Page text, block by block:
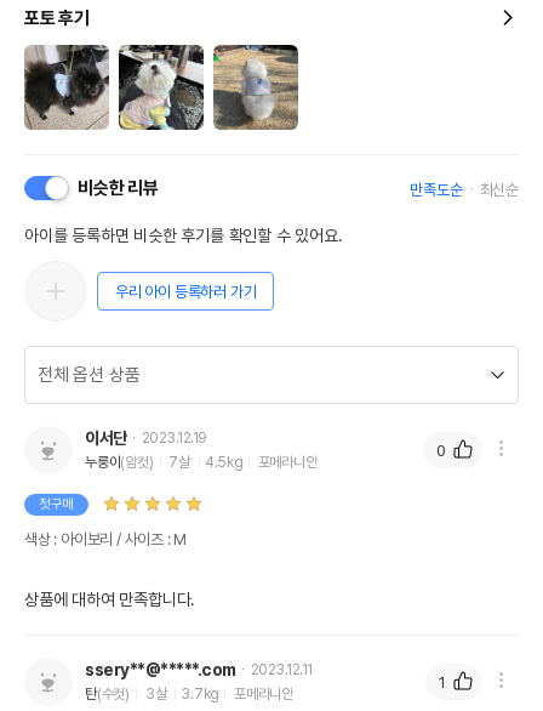
포토 후기
비슷한 리뷰 만족도순 최신순
아이를 등록하면 비슷한 후기를 확인할 수 있어요.
우리 아이 등록하러 가기
이서단
2023.12.19
누룽이 (암컷) 7살 4.5kg 포메라니안
첫구매
색상 : 아이보리 / 사이즈 : M
상품에 대하여 만족합니다.
0
ssery**@*****.com
2023.12.11
탄(수컷) 3살 3.7kg 포메라니안
1